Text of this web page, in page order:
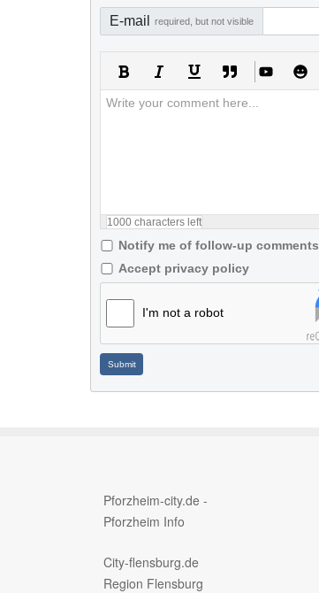
E-mail required, but not visible
1000 characters left
Notify me of follow-up comments
Accept privacy policy
I'm not a robot
Submit
Pforzheim-city.de -
Pforzheim Info
City-flensburg.de
Region Flensburg